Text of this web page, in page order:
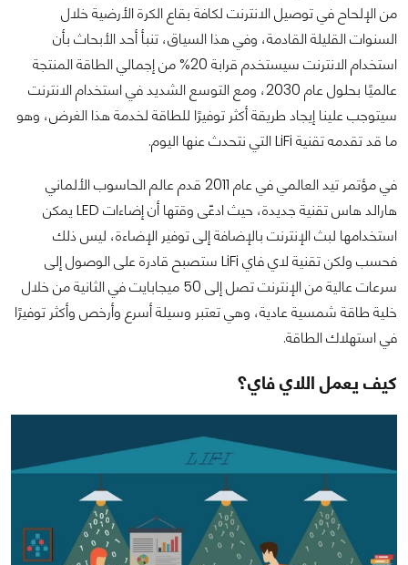
من الإلحاح في توصيل الانترنت لكافة بقاع الكرة الأرضية خلال
السنوات القليلة القادمة، وفي هذا السياق، تنبأ أحد الأبحاث بأن
استخدام الانترنت سيستخدم قرابة 20% من إجمالي الطاقة المنتجة
عالميًا بحلول عام 2030، ومع التوسع الشديد في استخدام الانترنت
سيتوجب علينا إيجاد طريقة أكثر توفيرًا للطاقة لخدمة هذا الغرض، وهو
ما قد تقدمه تقنية LiFi التي نتحدث عنها اليوم.
في مؤتمر تيد العالمي في عام 2011 قدم عالم الحاسوب الألماني
هارالد هاس تقنية جديدة، حيث ادعّى وقتها أن إضاءات LED يمكن
استخدامها لبث الإنترنت بالإضافة إلى توفير الإضاءة، ليس ذلك
فحسب ولكن تقنية لاي فاي LiFi ستصبح قادرة على الوصول إلى
سرعات عالية من الإنترنت تصل إلى 50 ميجابايت في الثانية من خلال
خلية طاقة شمسية عادية، وهي تعتبر وسيلة أسرع وأرخص وأكثر توفيرًا
في استهلاك الطاقة.
كيف يعمل اللاي فاي؟